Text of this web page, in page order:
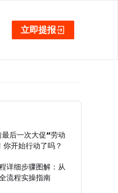
立即提报
后一次大促“劳动
开始行动了吗？
详细步骤图解：从
流程实操指南